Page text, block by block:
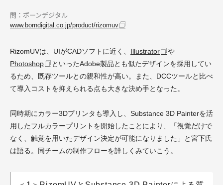
問：ボーンデジタル
www.borndigital.co.jp/product/rizomuv
RizomUVは、UIがCADソフトに近く、 Illustrator
や
Photoshop
といったAdobe製品とも似たデザインを採用してい
るため、既存ツールとの親和性が高い。また、DCCツールと比べ
て導入コストを抑えられる点も大きな決め手となった。
同時期にカラー3Dプリンタも導入し、Substance 3D Painterを活
用したフルカラープリントを開始したことにより、「視覚だけで
なく、触覚を用いたデザイン決定が可能になりました」と宮下氏
は語る。同チームの制作フローを詳しくみていこう。